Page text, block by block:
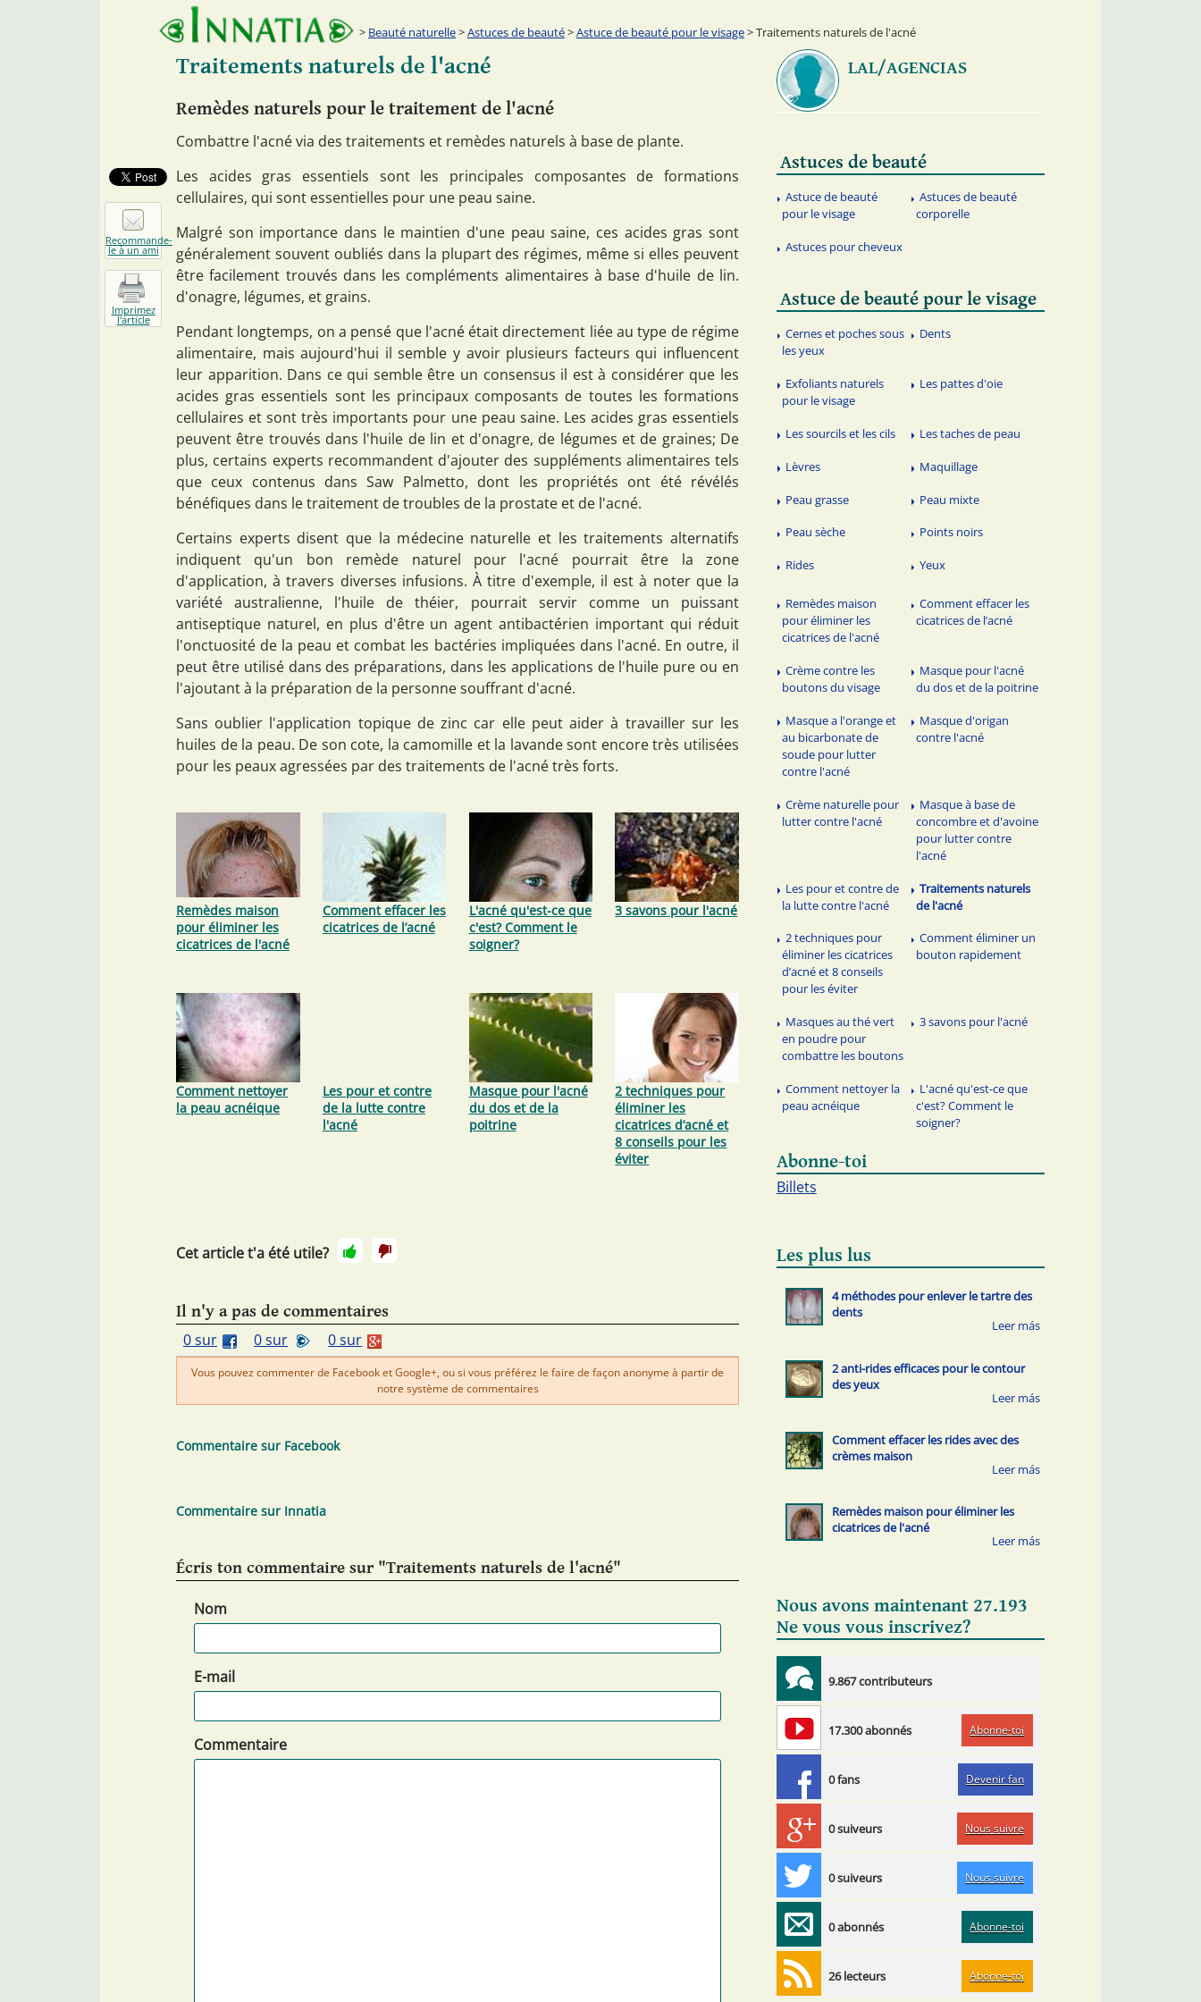
Beauté naturelle>Astuces de beauté>Astuce de beauté pour le visage> Traitements naturels de l'acné
Traitements naturels de l'acné
Remèdes naturels pour le traitement de l'acné
Combattre l'acné via des traitements et remèdes naturels à base de plante.
Les acides gras essentiels sont les principales composantes de formations
cellulaires, qui sont essentielles pour une peau saine.
Malgré son importance dans le maintien d'une peau saine, ces acides gras sont
généralement souvent oubliés dans la plupart des régimes, même si elles peuvent
être facilement trouvés dans les compléments alimentaires à base d'huile de lin.
d'onagre, légumes, et grains.
Pendant longtemps, on a pensé que l'acné était directement liée au type de régime
alimentaire, mais aujourd'hui il semble y avoir plusieurs facteurs qui influencent
leur apparition. Dans ce qui semble être un consensus il est à considérer que les
acides gras essentiels sont les principaux composants de toutes les formations
cellulaires et sont très importants pour une peau saine. Les acides gras essentiels
peuvent être trouvés dans l'huile de lin et d'onagre, de légumes et de graines; De
plus, certains experts recommandent d'ajouter des suppléments alimentaires tels
que ceux contenus dans Saw Palmetto, dont les propriétés ont été révélés
bénéfiques dans le traitement de troubles de la prostate et de l'acné.
Certains experts disent que la médecine naturelle et les traitements alternatifs
indiquent qu'un bon remède naturel pour l'acné pourrait être la zone
d'application, à travers diverses infusions. À titre d'exemple, il est à noter que la
variété australienne, l'huile de théier, pourrait servir comme un puissant
antiseptique naturel, en plus d'être un agent antibactérien important qui réduit
l'onctuosité de la peau et combat les bactéries impliquées dans l'acné. En outre, il
peut être utilisé dans des préparations, dans les applications de l'huile pure ou en
l'ajoutant à la préparation de la personne souffrant d'acné.
Sans oublier l'application topique de zinc car elle peut aider à travailler sur les
huiles de la peau. De son cote, la camomille et la lavande sont encore très utilisées
pour les peaux agressées par des traitements de l'acné très forts.
Remèdes maison
pour éliminer les
cicatrices de l'acné
Comment effacer les
cicatrices de l’acné
L'acné qu'est-ce que
c'est? Comment le
soigner?
3 savons pour l'acné
Comment nettoyer
la peau acnéique
Les pour et contre
de la lutte contre
l'acné
Masque pour l'acné
du dos et de la
poitrine
2 techniques pour
éliminer les
cicatrices d’acné et
8 conseils pour les
éviter
Cet article t'a été utile?
Il n'y a pas de commentaires
0 sur
0 sur 0 sur
Vous pouvez commenter de Facebook et Google+, ou si vous préférez le faire de façon anonyme à partir de
notre système de commentaires
Commentaire sur Facebook
Commentaire sur Innatia
Écris ton commentaire sur "Traitements naturels de l'acné"
Nom
E-mail
Commentaire
LAL/AGENCIAS
Astuces de beauté
Astuce de beauté
pour le visage
Astuces de beauté
corporelle
Astuces pour cheveux
Astuce de beauté pour le visage
Cernes et poches sous
les yeux
Dents
Exfoliants naturels
pour le visage
Les pattes d'oie
Les sourcils et les cils Les taches de peau
Lèvres Maquillage
Peau grasse Peau mixte
Peau sèche Points noirs
Rides Yeux
Remèdes maison
pour éliminer les
cicatrices de l'acné
Comment effacer les
cicatrices de l’acné
Crème contre les
boutons du visage
Masque pour l'acné
du dos et de la poitrine
Masque a l'orange et
au bicarbonate de
soude pour lutter
contre l'acné
Masque d'origan
contre l'acné
Crème naturelle pour
lutter contre l'acné
Masque à base de
concombre et d'avoine
pour lutter contre
l'acné
Les pour et contre de
la lutte contre l'acné
Traitements naturels
de l'acné
2 techniques pour
éliminer les cicatrices
d’acné et 8 conseils
pour les éviter
Comment éliminer un
bouton rapidement
Masques au thé vert
en poudre pour
combattre les boutons
3 savons pour l'acné
Comment nettoyer la
peau acnéique
L'acné qu'est-ce que
c'est? Comment le
soigner?
Abonne-toi
Billets
Les plus lus
4 méthodes pour enlever le tartre des
dents
2 anti-rides efficaces pour le contour
des yeux
Comment effacer les rides avec des
crèmes maison
Remèdes maison pour éliminer les
cicatrices de l'acné
Nous avons maintenant 27.193
Ne vous vous inscrivez?
9.867 contributeurs
17.300 abonnés Abonne-toi
0 fans Devenir fan
0 suiveurs Nous suivre
0 suiveurs Nous suivre
0 abonnés Abonne-toi
26 lecteurs Abonne-toi
Recommande-
le à un ami
Imprimez
l'article